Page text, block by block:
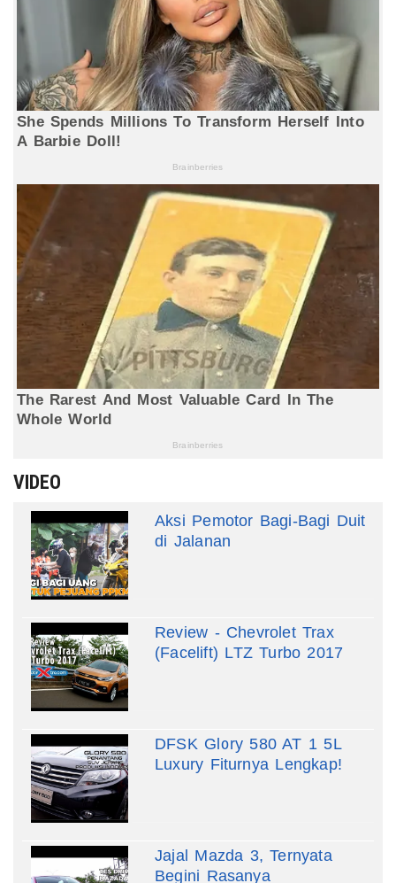
VIDEO
Aksi Pemotor Bagi-Bagi Duit
di Jalanan
Review - Chevrolet Trax
(Facelift) LTZ Turbo 2017
DFSK Glory 580 AT 1 5L
Luxury Fiturnya Lengkap!
Jajal Mazda 3, Ternyata
Begini Rasanya